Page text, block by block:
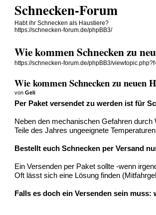
Schnecken-Forum
Habt ihr Schnecken als Haustiere?
https://schnecken-forum.de/phpBB3/
Wie kommen Schnecken zu
https://schnecken-forum.de/phpBB3/
Wie kommen Schnecken zu neuen
vonGeli
Per Paket versendet zu werden ist für
Neben den mechanischen Gefahren
Teile des Jahres ungeeignete
Bestellt euch Schnecken per Versand
Ein Versenden per Paket sollte -wenn
Oft lässt sich eine Lösung finden
Falls es doch ein Versenden sein